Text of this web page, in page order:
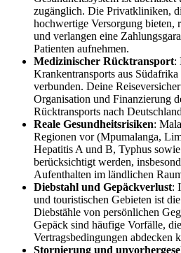
zugänglich. Die Privatkliniken,
hochwertige Versorgung bieten,
und verlangen eine
Patienten aufnehmen.
Medizinischer Rücktransport:
Krankentransports aus
verbunden. Deine
Organisation und Finanzierung
Rücktransports nach
Reale Gesundheitsrisiken:
Regionen vor (Mpumalanga,
Hepatitis A und B, Typhus
berücksichtigt werden,
Aufenthalten im ländlichen
Diebstahl und Gepäckverlust:
und touristischen Gebieten ist
Diebstähle von persönlichen
Gepäck sind häufige Vorfälle,
Vertragsbedingungen abdecken
Stornierung und